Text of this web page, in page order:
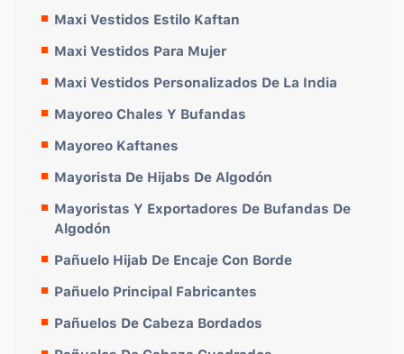
Maxi Vestidos Estilo Kaftan
Maxi Vestidos Para Mujer
Maxi Vestidos Personalizados De La India
Mayoreo Chales Y Bufandas
Mayoreo Kaftanes
Mayorista De Hijabs De Algodón
Mayoristas Y Exportadores De Bufandas De
Algodón
Pañuelo Hijab De Encaje Con Borde
Pañuelo Principal Fabricantes
Pañuelos De Cabeza Bordados